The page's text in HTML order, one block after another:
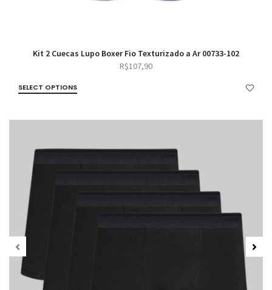
Kit 2 Cuecas Lupo Boxer Fio Texturizado a Ar 00733-102
R$107,90
SELECT OPTIONS